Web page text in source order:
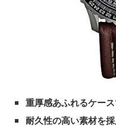
重厚感あふれるケー
耐久性の高い素材を